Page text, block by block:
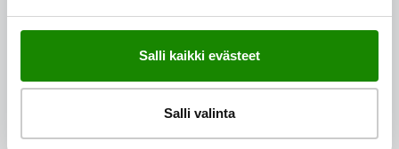
Salli kaikki evästeet
Salli valinta
valikoimaamme ja löydä kotiisi täydellinen ovi. Lisää